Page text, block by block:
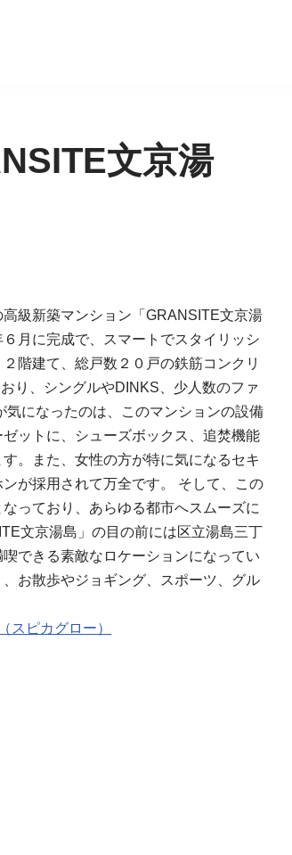
文京湯
級新築マンション「GRANSITE文京湯
月に完成で、スマートでスタイリッシ
階建て、総戸数２０戸の鉄筋コンクリ
り、シングルやDINKS、少人数のファ
気になったのは、このマンションの設備
ットに、シューズボックス、追焚機能
。また、女性の方が特に気になるセキ
が採用されて万全です。 そして、この
っており、あらゆる都市へスムーズに
文京湯島」の目の前には区立湯島三丁
できる素敵なロケーションになってい
お散歩やジョギング、スポーツ、グル
スピカグロー）